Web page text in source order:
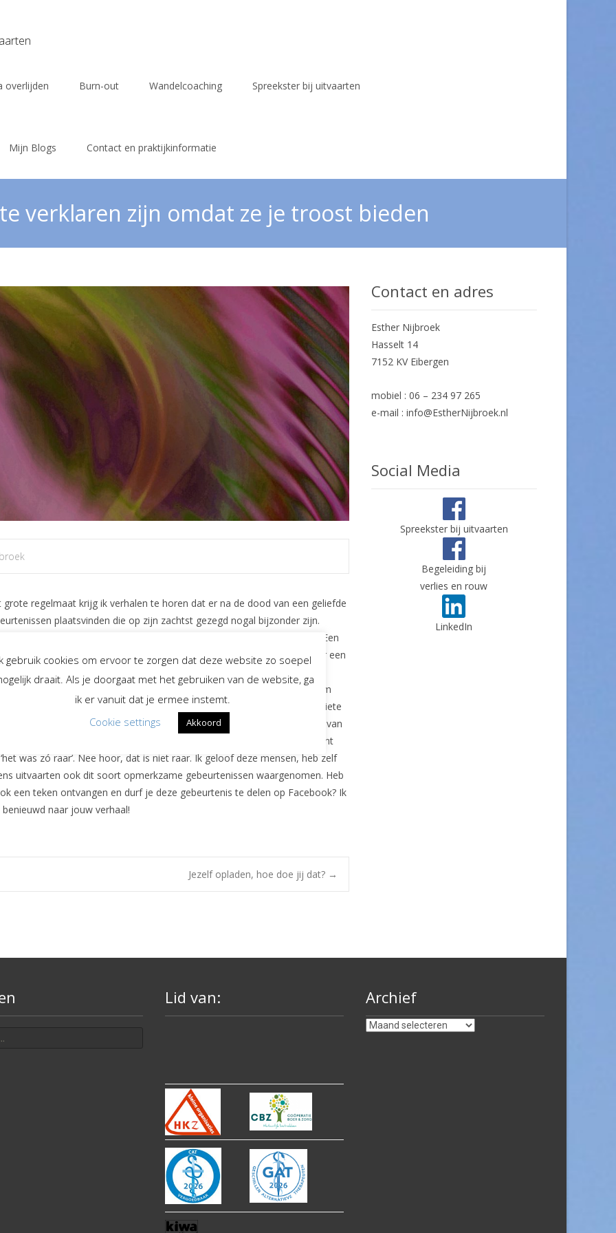
overlijden Burn-out Wandelcoaching Spreekster bij uitvaarten
Mijn Blogs Contact en praktijkinformatie
verklaren zijn omdat ze je troost bieden
grote regelmaat krijg ik verhalen te horen dat er na de dood van een geliefde
plaatsvinden die op zijn zachtst gezegd nogal bijzonder zijn.
die om iemand heen vliegen en neer strijken op hoofd of schouder. Een
dat steeds voor het raam rondvliegt; dit is zo bijzonder omdat er een
Dat een overledene in een droom verschijnt en vertelt dat het haar/hem
gaat. Als jij net aan je dierbare denkt en dan op de radio zijn/haar favoriete
klinkt. Een horloge of klok die is gaan stilstaan op het tijdstip van
Heel vaak worden dit soort verhalen mij in vertrouwen verteld, want
was zó raar’. Nee hoor, dat is niet raar. Ik geloof deze mensen, heb zelf
uitvaarten ook dit soort opmerkzame gebeurtenissen waargenomen. Heb
een teken ontvangen en durf je deze gebeurtenis te delen op Facebook? Ik
benieuwd naar jouw verhaal!
Jezelf opladen, hoe doe jij dat? →
Contact en adres
Esther Nijbroek
Hasselt 14
7152 KV Eibergen
mobiel : 06 – 234 97 265
e-mail : info@EstherNijbroek.nl
Social Media
Spreekster bij uitvaarten
Begeleiding bij
verlies en rouw
LinkedIn
Lid van: Archief
Archief
gebruik cookies om ervoor te zorgen dat deze website zo soepel
draait. Als je doorgaat met het gebruiken van de website, ga
ik er vanuit dat je ermee instemt.
Cookie settings
Akkoord